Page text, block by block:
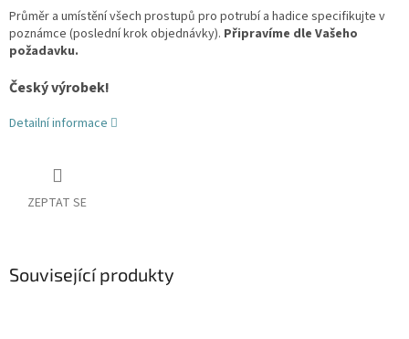
Průměr a umístění všech prostupů pro potrubí a hadice specifikujte v
poznámce (poslední krok objednávky). Připravíme dle Vašeho
požadavku.
Český výrobek!
Detailní informace
ZEPTAT SE
Související produkty